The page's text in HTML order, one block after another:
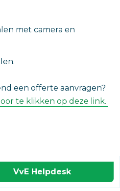
met camera en
een offerte aanvragen?
te klikken op deze link.
VvE Helpdesk